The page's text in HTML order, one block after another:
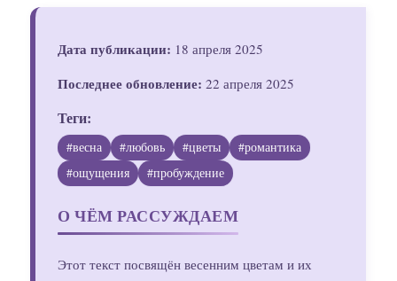
Дата публикации: 18 апреля 2025
Последнее обновление: 22 апреля 2025
Теги:
#весна #любовь #цветы
#романтика
#ощущения
#пробуждение
О ЧЁМ РАССУЖДАЕМ
Этот текст посвящён весенним цветам и их